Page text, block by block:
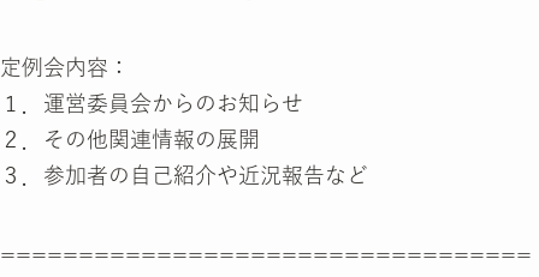
定例会内容：
１．運営委員会からのお知らせ
２．その他関連情報の展開
３．参加者の自己紹介や近況報告など
==================================